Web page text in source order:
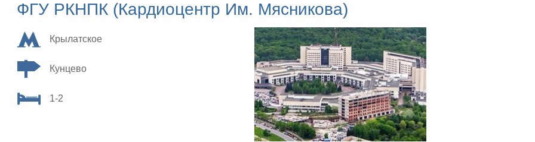
ФГУ РКНПК (Кардиоцентр Им. Мясникова)
Крылатское
Кунцево
1-2